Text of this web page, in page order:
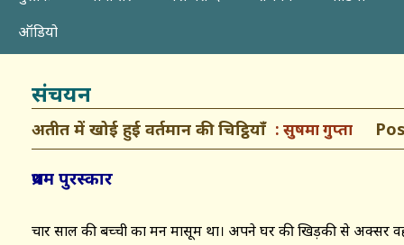
ऑडियो
संचयन
अतीत में खोई हुई वर्तमान की चिट्ठियाँ सुषमा गुप्ता
प्रथम पुरस्कार
चार साल की बच्ची का मन मासूम था। अपने घर की खिड़की से अक्सर